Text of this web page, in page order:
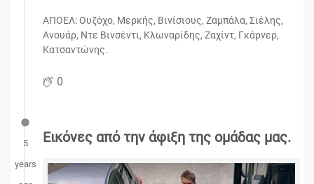
ΑΠΟΕΛ: Ουζόχο, Μερκής, Βινίσιους, Ζαμπάλα, Σιέλης,
Ανουάρ, Ντε Βινσέντι, Κλωναρίδης, Ζαχίντ, Γκάρνερ,
Κατσαντώνης.
0
5
years
Εικόνες από την άφιξη της ομάδας μας.